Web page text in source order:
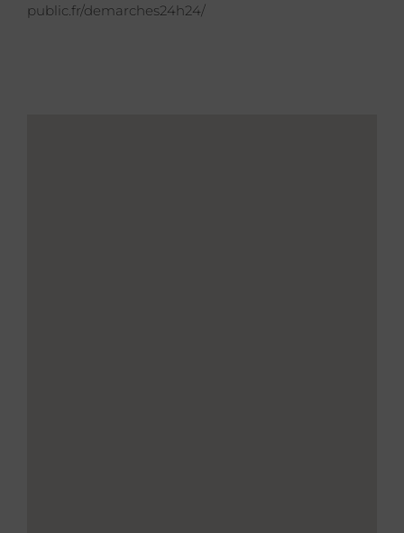
public.fr/demarches24h24/